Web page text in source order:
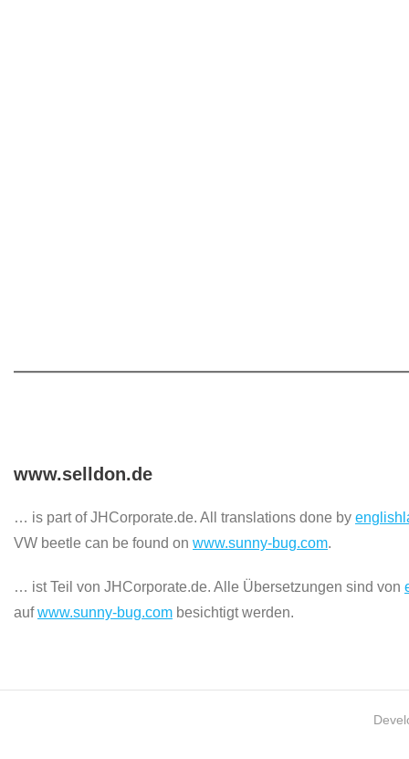
www.selldon.de
… is part of JHCorporate.de. All translations done by
VW beetle can be found on www.sunny-bug.com.
… ist Teil von JHCorporate.de. Alle Übersetzungen sind von
aufwww.sunny-bug.com besichtigt werden.